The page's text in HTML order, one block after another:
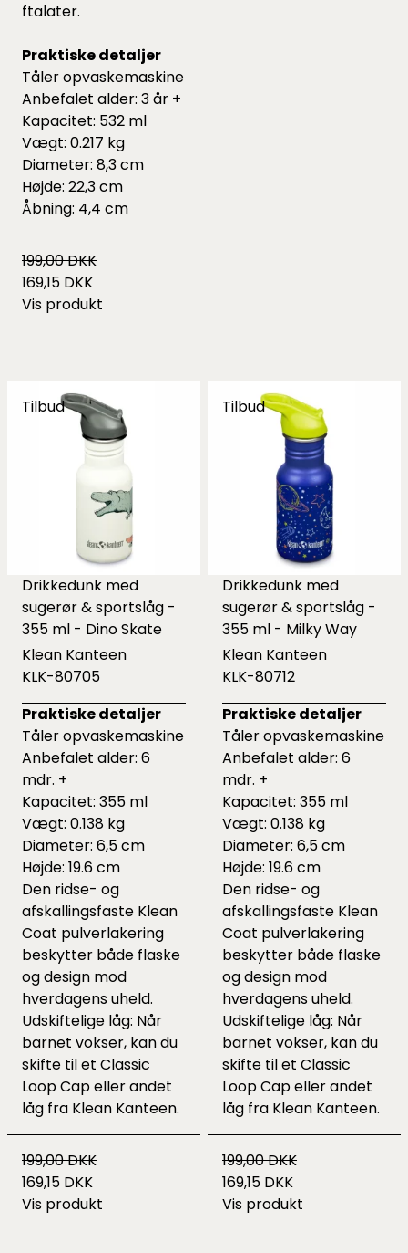
ftalater.
Praktiske detaljer
Tåler opvaskemaskine
Anbefalet alder: 3 år +
Kapacitet: 532 ml
Vægt: 0.217 kg
Diameter: 8,3 cm
Højde: 22,3 cm
Åbning: 4,4 cm
199,00 DKK
169,15 DKK
Vis produkt
Tilbud
Drikkedunk med
sugerør & sportslåg -
355 ml - Dino Skate
Klean Kanteen
KLK-80705
Praktiske detaljer
Tåler opvaskemaskine
Anbefalet alder: 6
mdr. +
Kapacitet: 355 ml
Vægt: 0.138 kg
Diameter: 6,5 cm
Højde: 19.6 cm
Den ridse- og
afskallingsfaste Klean
Coat pulverlakering
beskytter både flaske
og design mod
hverdagens uheld.
Udskiftelige låg: Når
barnet vokser, kan du
skifte til et Classic
Loop Cap eller andet
låg fra Klean Kanteen.
199,00 DKK
169,15 DKK
Vis produkt
Tilbud
Drikkedunk med
sugerør & sportslåg -
355 ml - Milky Way
Klean Kanteen
KLK-80712
Praktiske detaljer
Tåler opvaskemaskine
Anbefalet alder: 6
mdr. +
Kapacitet: 355 ml
Vægt: 0.138 kg
Diameter: 6,5 cm
Højde: 19.6 cm
Den ridse- og
afskallingsfaste Klean
Coat pulverlakering
beskytter både flaske
og design mod
hverdagens uheld.
Udskiftelige låg: Når
barnet vokser, kan du
skifte til et Classic
Loop Cap eller andet
låg fra Klean Kanteen.
199,00 DKK
169,15 DKK
Vis produkt